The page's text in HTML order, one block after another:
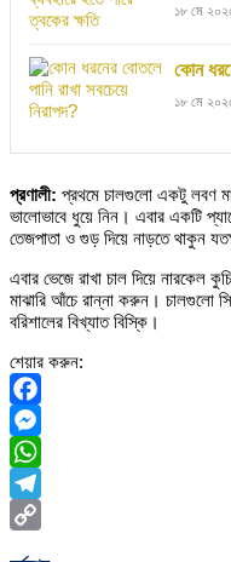
১৮ মে
কোন
১৮ মে
প্রণালী: প্রথমে চালগুলো একটু লবণ
ভালোভাবে ধুয়ে নিন। এবার একটি
তেজপাতা ও গুড় দিয়ে নাড়তে থাকুন
এবার ভেজে রাখা চাল দিয়ে নারকেল
মাঝারি আঁচে রান্না করুন। চালগুলো
বরিশালের বিখ্যাত বিস্কি।
শেয়ার করুন:
Facebook
Messenger
WhatsApp
Telegram